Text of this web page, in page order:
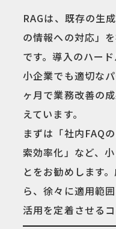
RAGは、既存の生
の情報への対応」
です。導入のハー
小企業でも適切な
ヶ月で業務改善の
えています。
まずは「社内FAQ
索効率化」など、
とをお勧めします
ら、徐々に適用範
活用を定着させるコ